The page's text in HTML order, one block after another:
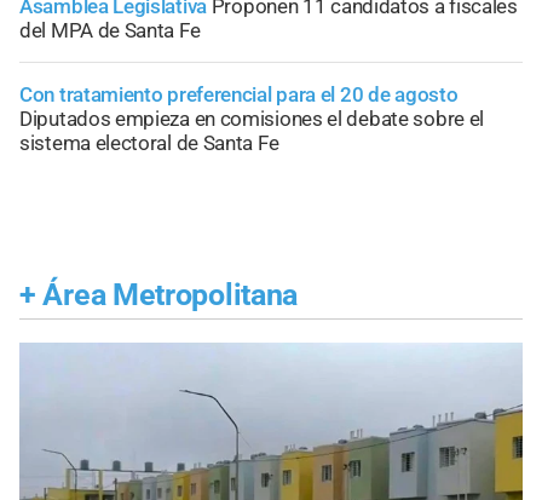
Asamblea Legislativa Proponen 11 candidatos a fiscales
del MPA de Santa Fe
Con tratamiento preferencial para el 20 de agosto
Diputados empieza en comisiones el debate sobre el
sistema electoral de Santa Fe
+ Área Metropolitana